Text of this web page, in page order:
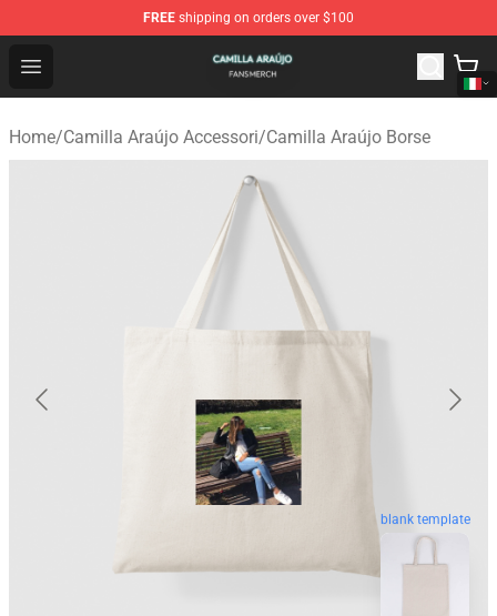
FREE shipping on orders over $100
Open menu
Camilla Araújo Shop - Official Camilla Araújo
Home/Camilla Araújo Accessori/Camilla Araújo Borse
blank template